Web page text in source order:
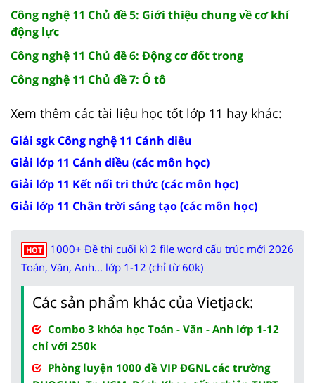
Công nghệ 11 Chủ đề 5: Giới thiệu chung về cơ khí
động lực
Công nghệ 11 Chủ đề 6: Động cơ đốt trong
Công nghệ 11 Chủ đề 7: Ô tô
Xem thêm các tài liệu học tốt lớp 11 hay khác:
Giải sgk Công nghệ 11 Cánh diều
Giải lớp 11 Cánh diều (các môn học)
Giải lớp 11 Kết nối tri thức (các môn học)
Giải lớp 11 Chân trời sáng tạo (các môn học)
HOT
1000+ Đề thi cuối kì 2 file word cấu trúc mới 2026
Toán, Văn, Anh... lớp 1-12 (chỉ từ 60k)
Các sản phẩm khác của Vietjack:
Combo 3 khóa học Toán - Văn - Anh lớp 1-12
chỉ với 250k
Phòng luyện 1000 đề VIP ĐGNL các trường